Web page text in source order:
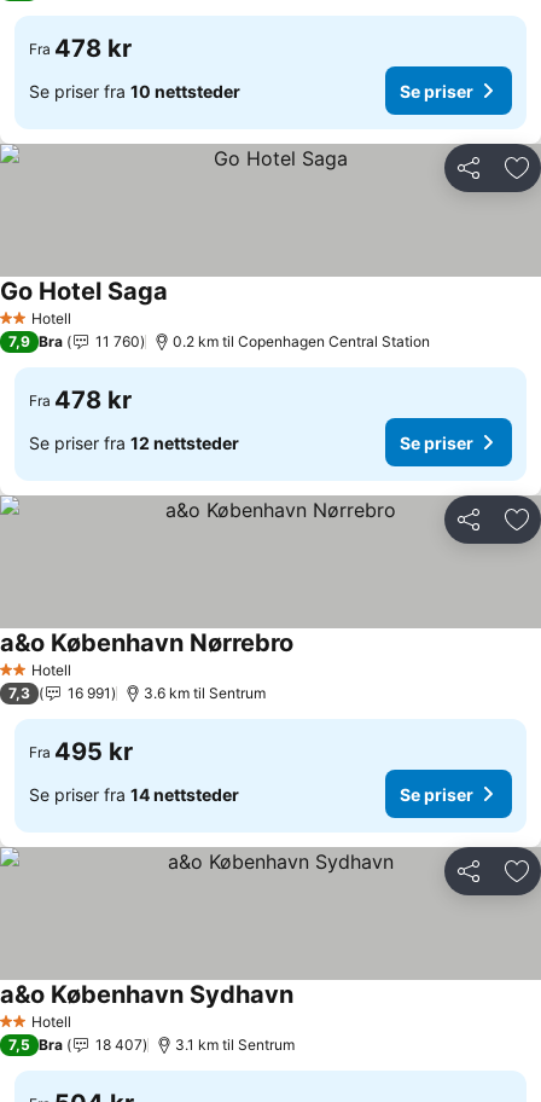
Fra 478 kr
Se priser fra 10 nettsteder Se priser
Del
2 Stjerner
Hotell
Go Hotel Saga
7,9 Bra 11 760 0.2 km til Copenhagen Central Station
Fra 478 kr
Se priser fra 12 nettsteder Se priser
Del
2 Stjerner
Hotell
a&o København Nørrebro
7,3 16 991 3.6 km til Sentrum
Fra 495 kr
Se priser fra 14 nettsteder Se priser
Del
2 Stjerner
Hotell
a&o København Sydhavn
7,5 Bra 18 407 3.1 km til Sentrum